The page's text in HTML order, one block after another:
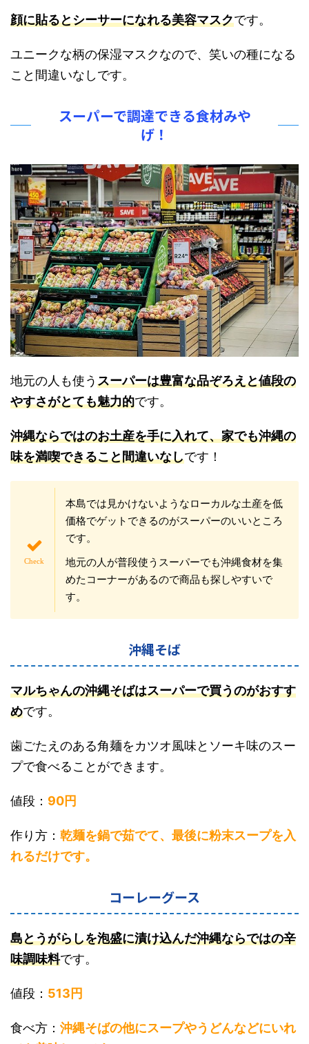
顔に貼るとシーサーになれる美容マスクです。
ユニークな柄の保湿マスクなので、笑いの種になる
こと間違いなしです。
スーパーで調達できる食材みや
げ！
地元の人も使うスーパーは豊富な品ぞろえと値段の
やすさがとても魅力的です。
沖縄ならではのお土産を手に入れて、家でも沖縄の
味を満喫できること間違いなしです！
本島では見かけないようなローカルな土産を低
価格でゲットできるのがスーパーのいいところ
です。
地元の人が普段使うスーパーでも沖縄食材を集
めたコーナーがあるので商品も探しやすいで
す。
沖縄そば
マルちゃんの沖縄そばはスーパーで買うのがおすす
めです。
歯ごたえのある角麺をカツオ風味とソーキ味のスー
プで食べることができます。
値段： 90円
作り方： 乾麺を鍋で茹でて、最後に粉末スープを入
れるだけです。
コーレーグース
島とうがらしを泡盛に漬け込んだ沖縄ならではの辛
味調味料です。
値段： 513円
食べ方： 沖縄そばの他にスープやうどんなどにいれ